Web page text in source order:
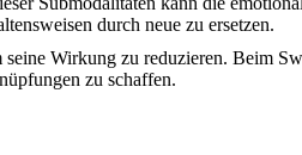
durch neue zu ersetzen.
Wirkung zu reduzieren. Beim
zu schaffen.